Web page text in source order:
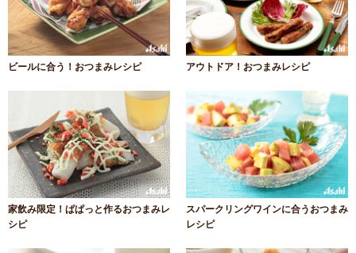
ビールに合う！おつまみレシピ アウトドア！おつまみレシピ
家飲み限定！ぱぱっと作るおつまみレ
シピ
スパークリングワインに合うおつまみ
レシピ